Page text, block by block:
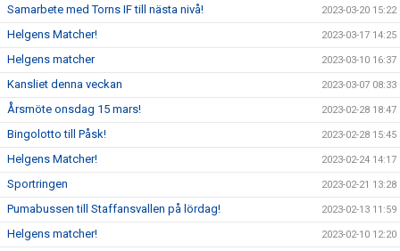
Samarbete med Torns IF till nästa nivå! 2023-03-20 15:22
Helgens Matcher! 2023-03-17 14:25
Helgens matcher 2023-03-10 16:37
Kansliet denna veckan 2023-03-07 08:33
Årsmöte onsdag 15 mars! 2023-02-28 18:47
Bingolotto till Påsk! 2023-02-28 15:45
Helgens Matcher! 2023-02-24 14:17
Sportringen 2023-02-21 13:28
Pumabussen till Staffansvallen på lördag! 2023-02-13 11:59
Helgens matcher! 2023-02-10 12:20